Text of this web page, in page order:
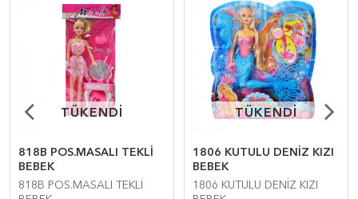
TÜKENDİ
TÜKENDİ
818B POS.MASALI TEKLİ
BEBEK
818B POS.MASALI TEKLİ
TÜKENDİ
TÜKENDİ
1806 KUTULU DENİZ KIZI
BEBEK
1806 KUTULU DENİZ KIZI